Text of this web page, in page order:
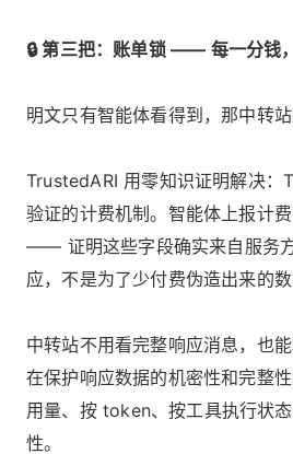
🔒 第三把：账单锁 —— 每一分钱
明文只有智能体看得到，那中转站
TrustedARI 用零知识证明解决：
验证的计费机制。智能体上报计
—— 证明这些字段确实来自服务
应，不是为了少付费伪造出来的数
中转站不用看完整响应消息，也能
在保护响应数据的机密性和完整
用量、按 token、按工具执行状
性。